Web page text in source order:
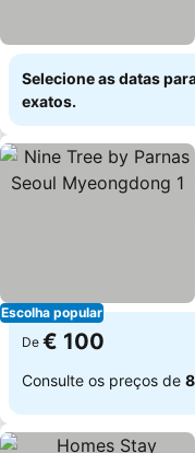
Selecione as datas
exatos.
Escolha popular
De € 100
Consulte os preços de